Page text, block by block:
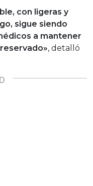
con ligeras y
sigue siendo
a mantener
, detalló